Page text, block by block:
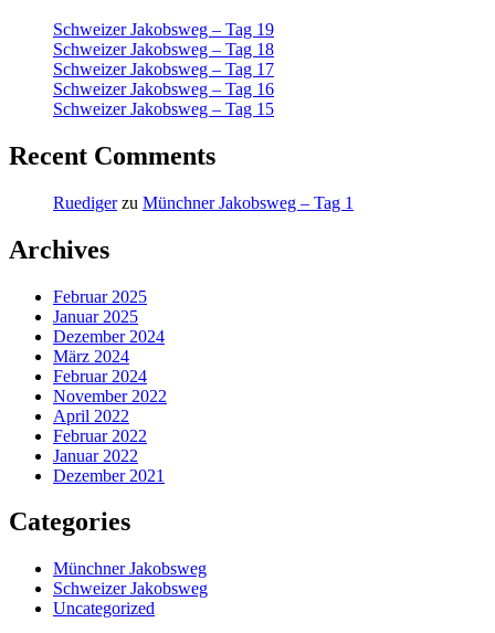
Schweizer Jakobsweg – Tag 19
Schweizer Jakobsweg – Tag 18
Schweizer Jakobsweg – Tag 17
Schweizer Jakobsweg – Tag 16
Schweizer Jakobsweg – Tag 15
Recent Comments
Ruedigerzu Münchner Jakobsweg – Tag 1
Archives
Februar 2025
Januar 2025
Dezember 2024
März 2024
Februar 2024
November 2022
April 2022
Februar 2022
Januar 2022
Dezember 2021
Categories
Münchner Jakobsweg
Schweizer Jakobsweg
Uncategorized